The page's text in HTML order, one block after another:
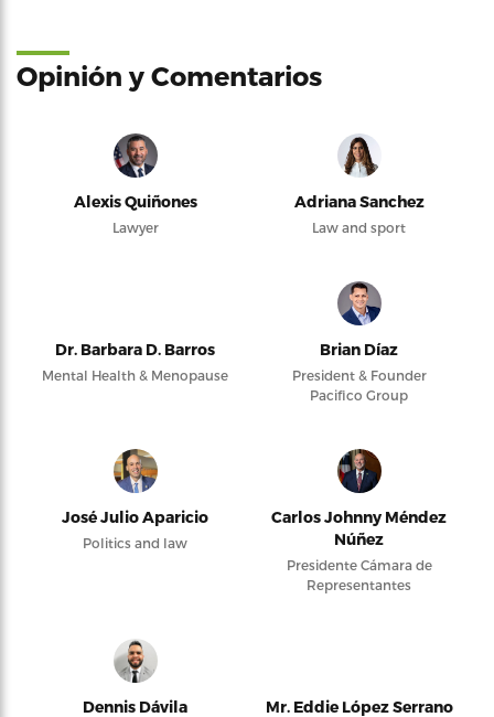
Opinión y Comentarios
Alexis Quiñones
Lawyer
Adriana Sanchez
Law and sport
Dr. Barbara D. Barros
Mental Health & Menopause
Brian Díaz
President & Founder
Pacifico Group
José Julio Aparicio
Politics and law
Carlos Johnny Méndez
Núñez
Presidente Cámara de
Representantes
Dennis Dávila Mr. Eddie López Serrano